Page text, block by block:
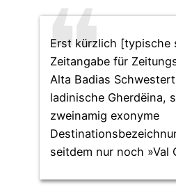
Erst kürzlich [typische
Zeitangabe für
Alta Badias
ladinische Gherdëina,
zweinamig exonyme
seitdem nur noch »Val